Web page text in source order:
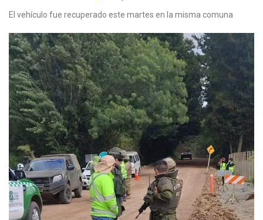
El vehículo fue recuperado este martes en la misma comuna